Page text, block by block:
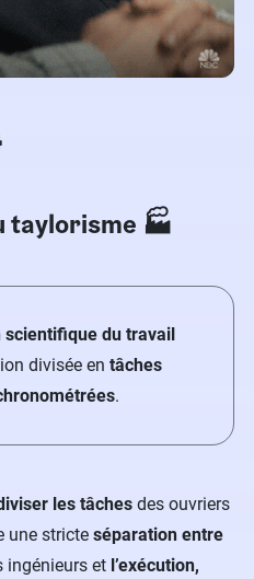
taylorisme 🏭
scientifique du travail
divisée en tâches
.
les tâches des ouvriers
une stricte séparation entre
ingénieurs et l’exécution,